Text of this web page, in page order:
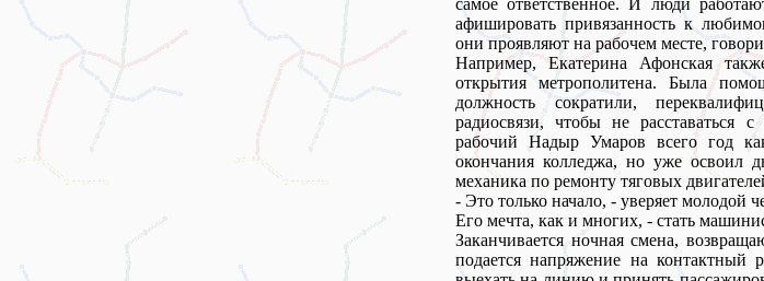
самое ответственное. И люди
афишировать привязанность к
они проявляют на рабочем месте,
Например, Екатерина Афонская
открытия метрополитена. Была
должность сократили,
радиосвязи, чтобы не расставаться
рабочий Надыр Умаров всего год
окончания колледжа, но уже освоил
механика по ремонту тяговых
- Это только начало, - уверяет молодой
Его мечта, как и многих, - стать
Заканчивается ночная смена,
подается напряжение на контактный